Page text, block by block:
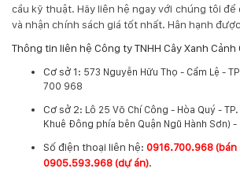
cầu kỹ thuật. Hãy liên hệ ngay với chúng tôi
và nhận chính sách giá tốt nhất. Hân hạnh
Thông tin liên hệ Công ty TNHH Cây Xanh Cảnh
Cơ sở 1: 573 Nguyễn Hữu Thọ - Cẩm Lệ -
700 968
Cơ sở 2: Lô 25 Võ Chí Công - Hòa Quý -
Khuê Đông phía bên Quận Ngũ Hành Sơn)
​Số điện thoại liên hệ: 0916.700.968 (bán
0905.593.968 (dự án).